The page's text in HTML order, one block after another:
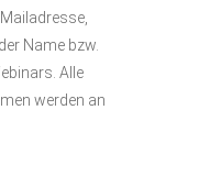
Name bzw.
Alle
werden an